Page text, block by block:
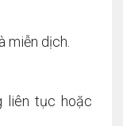
miễn dịch.
liên tục hoặc